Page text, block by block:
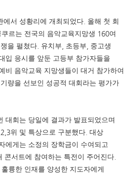
에서 성황리에 개최되었다 올해 첫 회
르는 전국의 음악교육지망생 160여
을 펼쳤다 유치부 초등부
중고생
입 응시를 앞둔 고등부 참가자들을
비 음악교육 지망생들이 대거 참가하여
량을 선보인 성공적 대회라는 평가가
대회는 당일에 결과가 발표되었으며
위 및 특상으로 구분했다 대상
에게는 소정의 장학금이 수여되고
콘서트에 참여하는 특전이 주어진다
륭한 인재를 양성한 지도자에게